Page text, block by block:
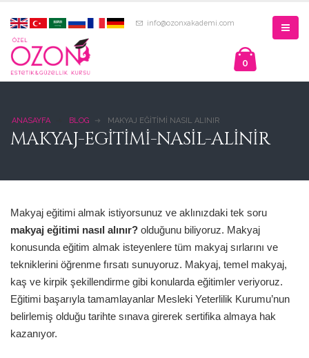
info@ozonxakademi.com
0
ANASAYFA BLOG MAKYAJ EĞITIMI NASIL ALINIR
MAKYAJ-EGITIMI-NASIL-ALINIR
Makyaj eğitimi almak istiyorsunuz ve aklınızdaki tek soru
makyaj eğitimi nasıl alınır? olduğunu biliyoruz. Makyaj
konusunda eğitim almak isteyenlere tüm makyaj sırlarını ve
tekniklerini öğrenme fırsatı sunuyoruz. Makyaj, temel makyaj,
kaş ve kirpik şekillendirme gibi konularda eğitimler veriyoruz.
Eğitimi başarıyla tamamlayanlar Mesleki Yeterlilik Kurumu’nun
belirlemiş olduğu tarihte sınava girerek sertifika almaya hak
kazanıyor.